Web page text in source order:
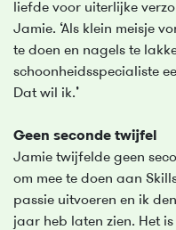
liefde voor uiterlijke
Jamie. ‘Als klein meisje
te doen en nagels te
schoonheidsspecialiste
Dat wil ik.’
Geen seconde twijfel
Jamie twijfelde geen
om mee te doen aan
passie uitvoeren en ik
jaar heb laten zien. Het is